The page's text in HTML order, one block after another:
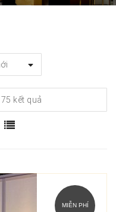
kết quả
sắp
MIỄN PHÍ